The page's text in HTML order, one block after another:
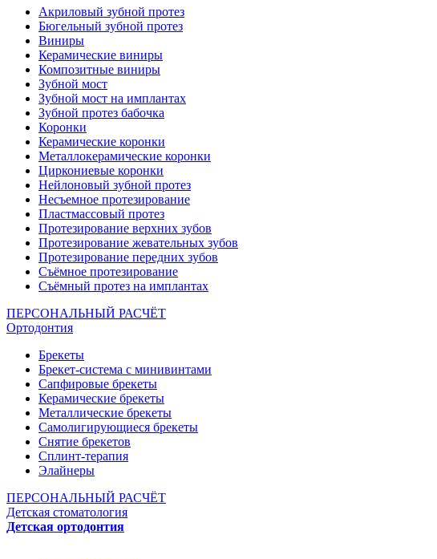
Акриловый зубной протез
Бюгельный зубной протез
Виниры
Керамические виниры
Композитные виниры
Зубной мост
Зубной мост на имплантах
Зубной протез бабочка
Коронки
Керамические коронки
Металлокерамические коронки
Циркониевые коронки
Нейлоновый зубной протез
Несъемное протезирование
Пластмассовый протез
Протезирование верхних зубов
Протезирование жевательных зубов
Протезирование передних зубов
Съёмное протезирование
Съёмный протез на имплантах
ПЕРСОНАЛЬНЫЙ РАСЧЁТ
Ортодонтия
Брекеты
Брекет-система с минивинтами
Сапфировые брекеты
Керамические брекеты
Металлические брекеты
Самолигирующиеся брекеты
Снятие брекетов
Сплинт-терапия
Элайнеры
ПЕРСОНАЛЬНЫЙ РАСЧЁТ
Детская стоматология
Детская ортодонтия